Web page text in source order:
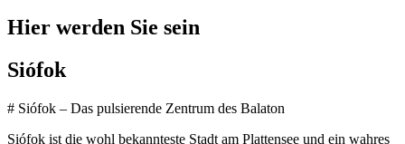
Hier werden Sie sein
Siófok
# Siófok – Das pulsierende Zentrum des Balaton
Siófok ist die wohl bekannteste Stadt am Plattensee und ein wahres